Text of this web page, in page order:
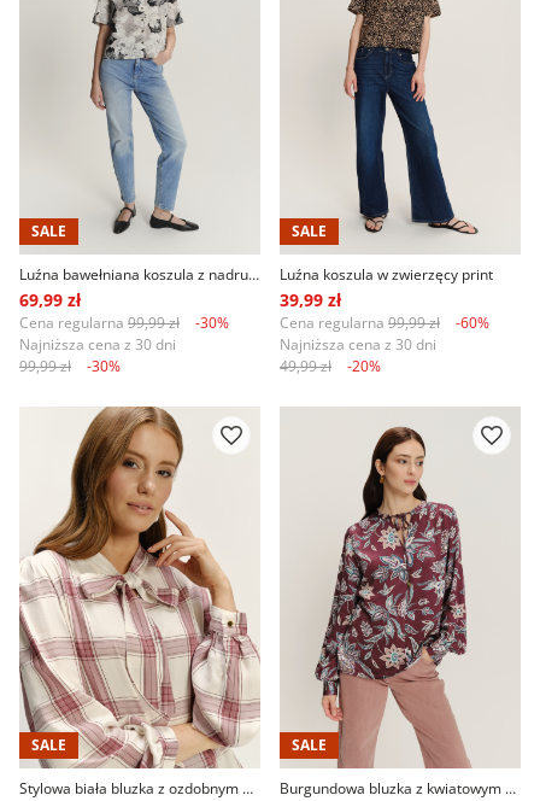
SALE
Luźna bawełniana koszula z nadrukiem w kwiaty
69,99 zł
Cena regularna 99,99 zł
-30%
Najniższa cena z 30 dni
99,99 zł
-30%
SALE
Luźna koszula w zwierzęcy print
39,99 zł
Cena regularna 99,99 zł
-60%
Najniższa cena z 30 dni
49,99 zł
-20%
SALE
Stylowa biała bluzka z ozdobnym wiązaniem nadruk w kratę
SALE
Burgundowa bluzka z kwiatowym nadrukiem